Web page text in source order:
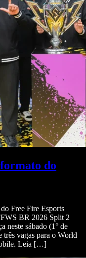
do
Free Fire Esports
BR 2026 Split 2
neste sábado (1° de
vagas para o World
Leia […]